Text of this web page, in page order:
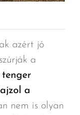
azért jó
a
tenger
a
nem is olyan